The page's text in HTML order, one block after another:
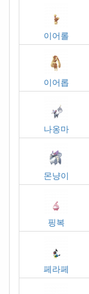
이어롤
이어롭
나옹마
몬냥이
핑복
페라페